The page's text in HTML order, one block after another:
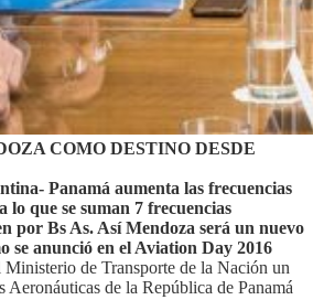
COMO DESTINO DESDE
Panamá aumenta las frecuencias
lo que se suman 7 frecuencias
por Bs As. Así Mendoza será un nuevo
se anunció en el Aviation Day 2016
de Transporte de la Nación un
Aeronáuticas de la República de Panamá